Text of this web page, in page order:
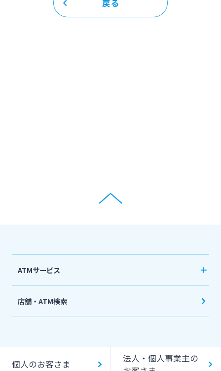
戻る
ATMサービス
機能一覧
キャッシング提携先
店舗・ATM検索
個人のお客さま
法人・個人事業主の